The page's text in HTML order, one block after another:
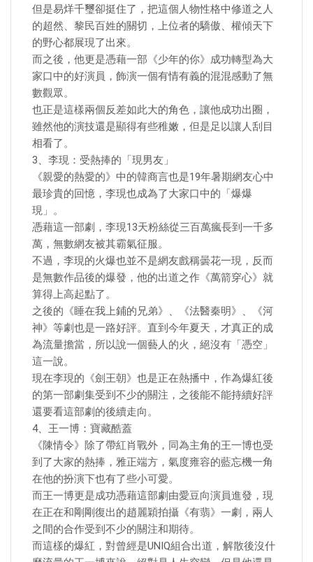
但是易烊千璽卻挺住了，把這個人物性格中修道之人
的超然、黎民百姓的關切，上位者的驕傲、權傾天下
的野心都展現了出來。
而之後，他更是憑藉一部《少年的你》成功轉型為大
家口中的好演員，飾演一個有情有義的混混感動了無
數觀眾。
也正是這樣兩個反差如此大的角色，讓他成功出圈，
雖然他的演技還是顯得有些稚嫩，但是足以讓人刮目
相看了。
3、李現：受熱捧的「現男友」
《親愛的熱愛的》中的韓商言也是19年暑期網友心中
最珍貴的回憶，李現也成為了大家口中的「爆爆
現」。
憑藉這一部劇，李現13天粉絲從三百萬瘋長到一千多
萬，無數網友被其霸氣征服。
不過，李現的火爆也並不是網友戲稱曇花一現，反而
是無數作品後的爆發，他的出道之作《萬箭穿心》就
算得上高起點了。
之後的《睡在我上鋪的兄弟》、《法醫秦明》、《河
神》等劇也是一路好評。直到今年夏天，才真正的成
為流量擔當，所以說一個藝人的火，絕沒有「憑空」
這一說。
現在李現的《劍王朝》也是正在熱播中，作為爆紅後
的第一部劇集受到不少的關注，之後能不能持續好評
還要看這部劇的後續走向。
4、王一博：寶藏酷蓋
《陳情令》除了帶紅肖戰外，同為主角的王一博也受
到了大家的熱捧，雅正端方，氣度雍容的藍忘機一角
在他的扮演下也有了些小可愛。
而王一博更是成功憑藉這部劇由愛豆向演員進發，現
在正在和剛剛復出的趙麗穎拍攝《有翡》一劇，兩人
之間的合作受到不少的關注和期待。
而這樣的爆紅，對曾經是UNIQ組合出道，解散後沒什